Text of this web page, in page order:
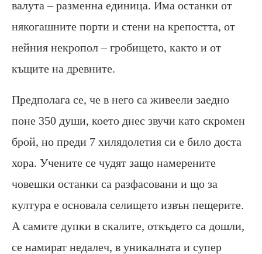
валута – разменна единица. Има останки от
някогашните порти и стени на крепостта, от
нейния некропол – гробището, както и от
къщите на древните.
Предполага се, че в него са живеели заедно
поне 350 души, което днес звучи като скромен
брой, но преди 7 хилядолетия си е било доста
хора. Учените се чудят защо намерените
човешки останки са разфасовани и що за
култура е основала селището извън пещерите.
А самите дупки в скалите, откъдето са дошли,
се намират недалеч, в уникалната и супер